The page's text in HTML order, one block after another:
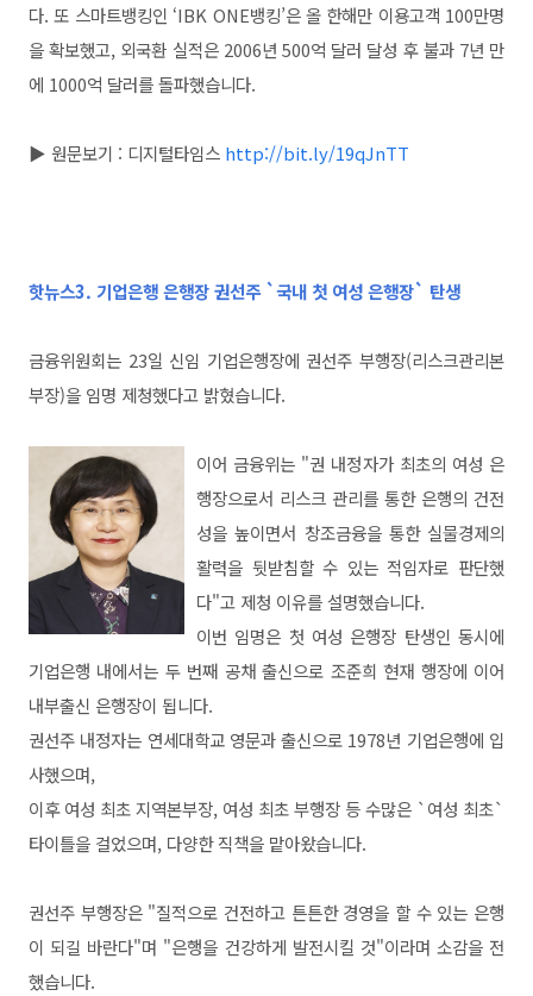
다. 또 스마트뱅킹인 ‘IBK ONE뱅킹’은 올 한해만 이용고객 100만명
을 확보했고, 외국환 실적은 2006년 500억 달러 달성 후 불과 7년 만
에 1000억 달러를 돌파했습니다.
▶ 원문보기 : 디지털타임스 http://bit.ly/19qJnTT
핫뉴스3. 기업은행 은행장 권선주 `국내 첫 여성 은행장` 탄생
금융위원회는 23일 신임 기업은행장에 권선주 부행장(리스크관리본
부장)을 임명 제청했다고 밝혔습니다.
이어 금융위는 "권 내정자가 최초의 여성 은
행장으로서 리스크 관리를 통한 은행의 건전
성을 높이면서 창조금융을 통한 실물경제의
활력을 뒷받침할 수 있는 적임자로 판단했
다"고 제청 이유를 설명했습니다.
이번 임명은 첫 여성 은행장 탄생인 동시에
기업은행 내에서는 두 번째 공채 출신으로 조준희 현재 행장에 이어
내부출신 은행장이 됩니다.
권선주 내정자는 연세대학교 영문과 출신으로 1978년 기업은행에 입
사했으며,
이후 여성 최초 지역본부장, 여성 최초 부행장 등 수많은 `여성 최초`
타이틀을 걸었으며, 다양한 직책을 맡아왔습니다.
권선주 부행장은 "질적으로 건전하고 튼튼한 경영을 할 수 있는 은행
이 되길 바란다"며 "은행을 건강하게 발전시킬 것"이라며 소감을 전
했습니다.